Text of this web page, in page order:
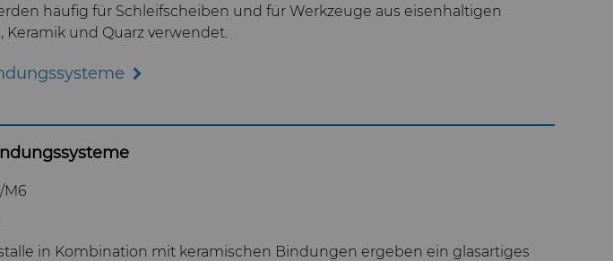
häufig für Schleifscheiben und für Werkzeuge aus eisenhaltigen
Keramik und Quarz verwendet.
M6
in Kombination mit keramischen Bindungen ergeben ein glasartiges